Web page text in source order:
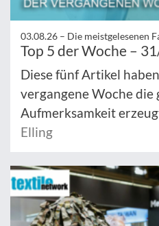
03.08.26 – Die meistgelesenen
Top 5 der Woche –
Diese fünf Artikel
vergangene Woche die
Aufmerksamkeit
Elling